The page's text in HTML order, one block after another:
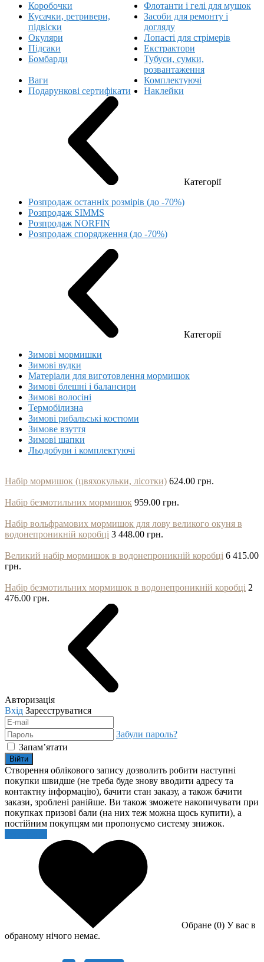
Коробочки
Флотанти і гелі для мушок
Кусачки, ретривери,
підвіски
Засоби для ремонту і
догляду
Окуляри
Лопасті для стрімерів
Підсаки
Екстрактори
Бомбарди
Тубуси, сумки,
розвантаження
Ваги
Комплектуючі
Подарункові сертифікати
Наклейки
Категорії
Розпродаж останніх розмірів (до -70%)
Розпродаж SIMMS
Розпродаж NORFIN
Розпродаж спорядження (до -70%)
Категорії
Зимові мормишки
Зимові вудки
Матеріали для виготовлення мормишок
Зимові блешні і балансири
Зимові волосіні
Термобілизна
Зимові рибальські костюми
Зимове взуття
Зимові шапки
Льодобури і комплектуючі
Набір мормишок (цвяхокульки, лісотки) 624.00 грн.
Набір безмотильних мормишок 959.00 грн.
Набір вольфрамових мормишок для лову великого окуня в
водонепроникній коробці 3 448.00 грн.
Великий набір мормишок в водонепроникній коробці 6 415.00
грн.
Набір безмотильних мормишок в водонепроникній коробці 2
476.00 грн.
Авторизація
Вхід Зареєструватися
Забули пароль?
Запам’ятати
Війти
Створення облікового запису дозволить робити наступні
покупки швидше (не треба буде знову вводити адресу та
контактну інформацію), бачити стан заказу, а також бачити
закази, зроблені ранійше. Ви також зможете накопичувати при
покупках призові бали (на них теж можна щось купити), а
постійним покупцям ми пропонуємо систему знижок.
Обране (0) У вас в
обраному нічого немає.